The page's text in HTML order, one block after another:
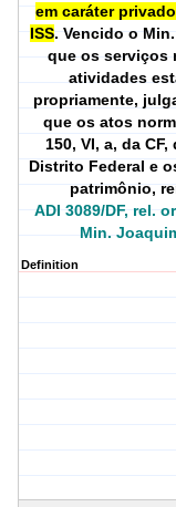
em caráter
ISS. Vencido o
que os serviços
atividades
propriamente,
que os atos
150, VI, a, da
Distrito Federal e
patrimônio,
ADI 3089/DF, rel.
Min.
Definition